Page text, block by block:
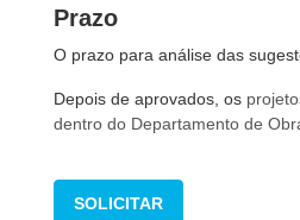
Prazo
O prazo para análise das
Depois de aprovados, os
dentro do Departamento de
SOLICITAR